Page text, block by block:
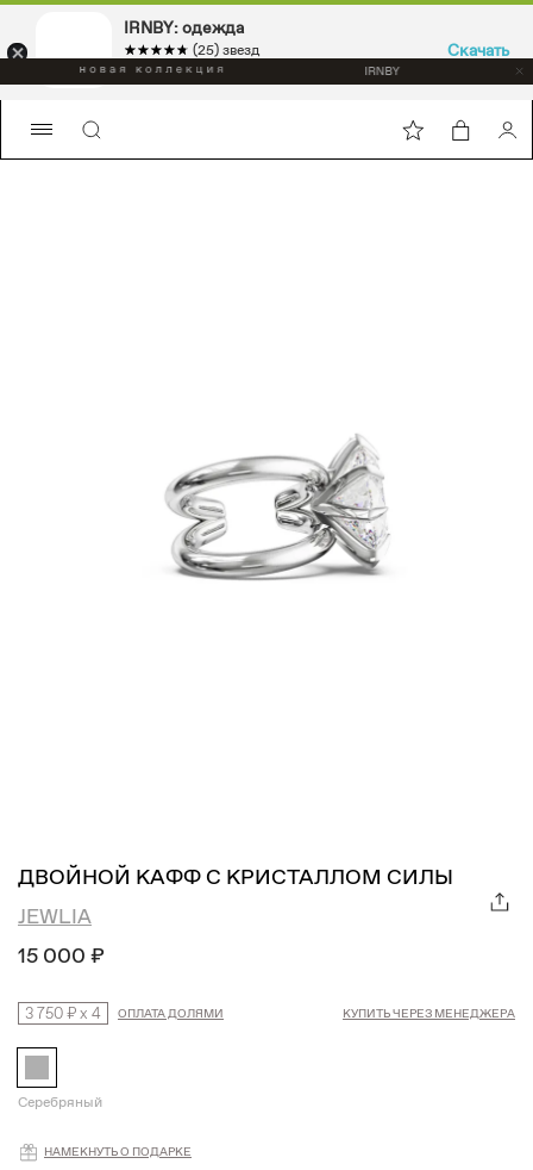
ДВОЙНОЙ КАФФ С КРИСТАЛЛОМ СИЛЫ
JEWLIA
15 000 ₽
3 750 ₽x 4 ОПЛАТА ДОЛЯМИ КУПИТЬ ЧЕРЕЗ МЕНЕДЖЕРА
Серебряный
Намекнуть о подарке
НАМЕКНУТЬ О ПОДАРКЕ
IRNBY: одежда
☆☆☆☆☆
★★★★★ (25) звезд
Sport & casual, аксессуары
Скачать